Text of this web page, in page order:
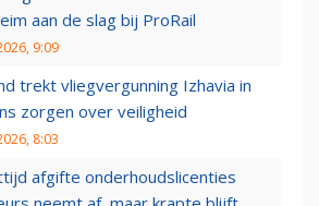
aan de slag bij ProRail
9:09
trekt vliegvergunning Izhavia in
zorgen over veiligheid
8:03
afgifte onderhoudslicenties